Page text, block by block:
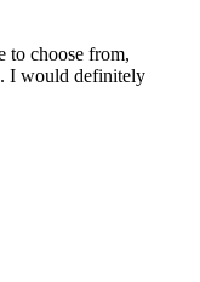
to choose from,
I would definitely